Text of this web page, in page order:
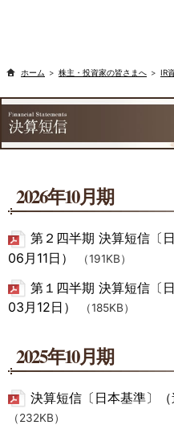
株主・投資家の皆さまへ IR
2026年10月期
第２四半期 決算短信〔
06月11日）
（191KB）
第１四半期 決算短信〔
03月12日）
（185KB）
2025年10月期
決算短信〔日本基準〕（
（232KB）